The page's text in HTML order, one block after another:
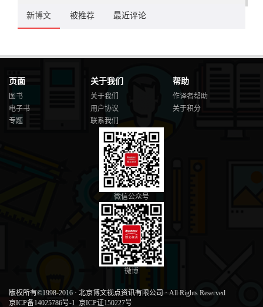
新博文 被推荐 最近评论
页面
图书
电子书
专题
关于我们
关于我们
用户协议
联系我们
帮助
作译者帮助
关于积分
微信公众号
微博
版权所有©1998-2016 · 北京博文视点资讯有限公司 · All Rights Reserved
京ICP备14025786号-1 京ICP证150227号